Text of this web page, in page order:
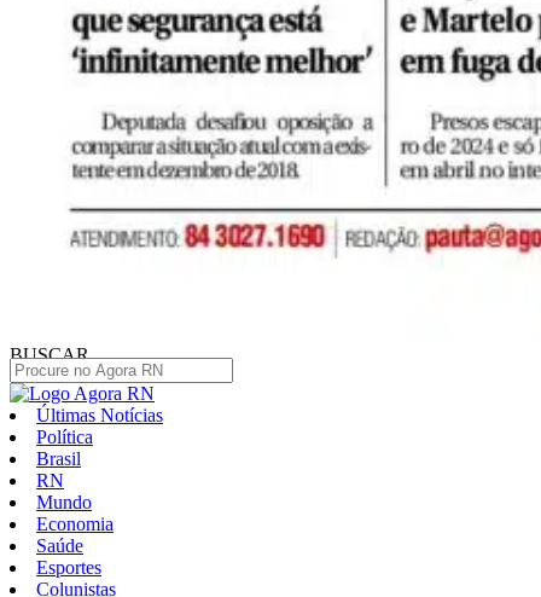
BUSCAR
Últimas Notícias
Política
Brasil
RN
Mundo
Economia
Saúde
Esportes
Colunistas